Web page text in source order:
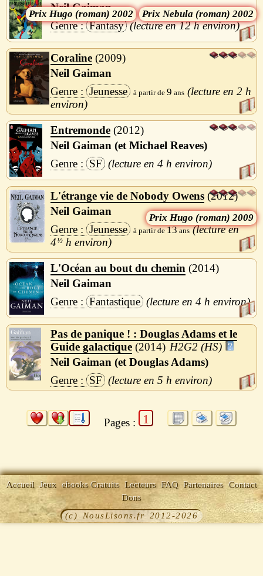
Hugo (roman) 2002 Nebula (roman) 2002
Neil Gaiman
Fantasy
12 h
Coraline 2009
Neil Gaiman
Jeunesse
9 2 h
Entremonde 2012
Neil Gaiman (et Michael Reaves)
SF
4 h
L'étrange vie de Nobody Owens 2012
Hugo (roman) 2009
Neil Gaiman
Jeunesse
13
4½ h
L'Océan au bout du chemin
2014
Neil Gaiman
Fantastique
4 h
Pas de panique ! : Douglas Adams et le
Guide galactique 2014
H2G2 (HS)
Neil Gaiman (et Douglas Adams)
SF
5 h
Pages : 1
Accueil Jeux ebooks Gratuits Lecteurs FAQ Partenaires Contact
Dons
(c) NousLisons.fr 2012-2026